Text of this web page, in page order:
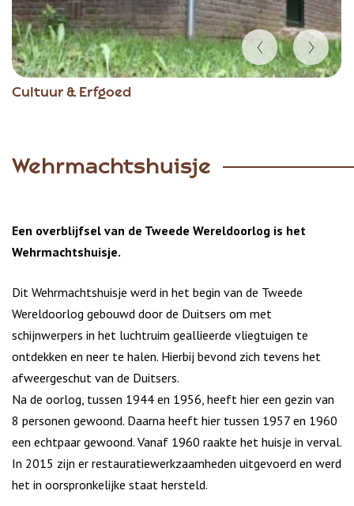
Cultuur & Erfgoed
Item
Wehrmachtshuisje
Een overblijfsel van de Tweede Wereldoorlog is het
Wehrmachtshuisje.
Dit Wehrmachtshuisje werd in het begin van de Tweede
Wereldoorlog gebouwd door de Duitsers om met
schijnwerpers in het luchtruim geallieerde vliegtuigen te
ontdekken en neer te halen. Hierbij bevond zich tevens het
afweergeschut van de Duitsers.
Na de oorlog, tussen 1944 en 1956, heeft hier een gezin van
8 personen gewoond. Daarna heeft hier tussen 1957 en 1960
een echtpaar gewoond. Vanaf 1960 raakte het huisje in verval.
In 2015 zijn er restauratiewerkzaamheden uitgevoerd en werd
het in oorspronkelijke staat hersteld.